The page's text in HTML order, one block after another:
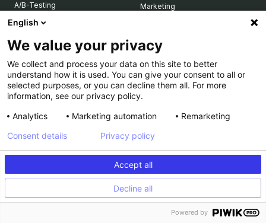
A/B-Testing
Prompt-Based Experimentation
Feature Flagging
Feature Experimentation
AI für A/B-Testing
Marketing
RESSOURCEN
Academy
Dev Docs
UNTERNEHMEN
Über uns
Karriere
Kontakt
English
We value your privacy
We collect and process your data on this site to better
understand how it is used. You can give your consent to all or
selected purposes, or you can decline them all. For more
information, see our privacy policy.
Analytics
Marketing automation Remarketing
Accept all
Decline all
Consent details Privacy policy
Powered by